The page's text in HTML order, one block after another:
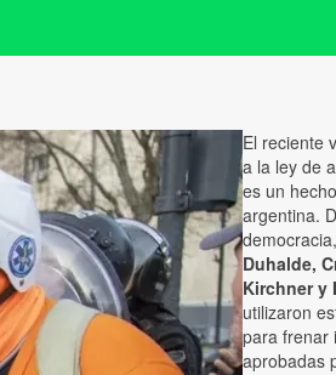
El reciente
a la ley de
es un
argentina.
democracia,
Duhalde,
Kirchner y
utilizaron
para frenar
aprobadas